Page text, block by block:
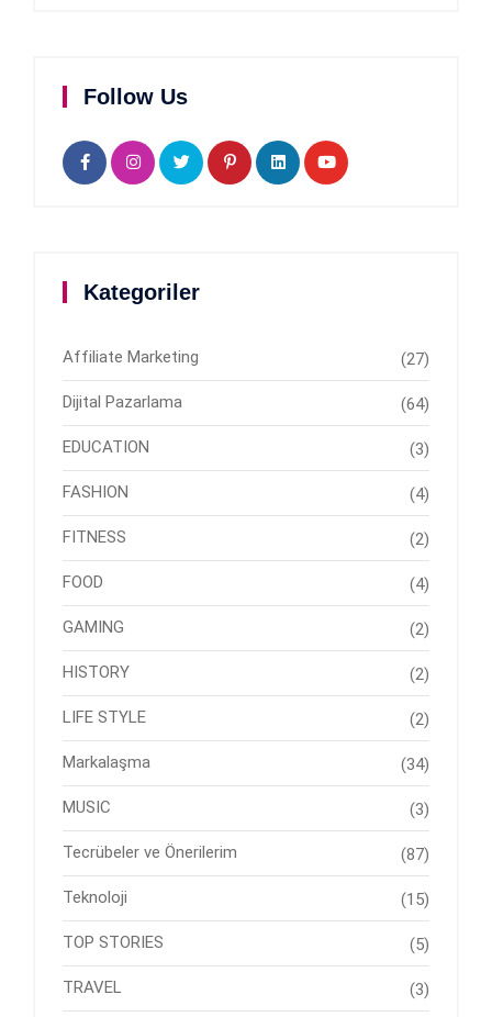
Follow Us
Kategoriler
Affiliate Marketing (27)
Dijital Pazarlama (64)
EDUCATION (3)
FASHION (4)
FITNESS (2)
FOOD (4)
GAMING (2)
HISTORY (2)
LIFE STYLE (2)
Markalaşma (34)
MUSIC (3)
Tecrübeler ve Önerilerim (87)
Teknoloji (15)
TOP STORIES (5)
TRAVEL (3)